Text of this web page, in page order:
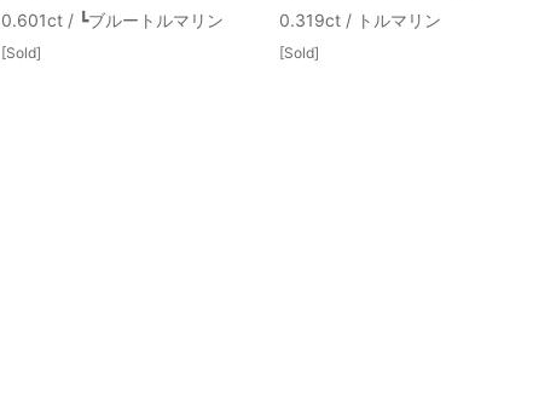
0.601ct / ┗ブルートルマリン
[Sold]
0.319ct / トルマリン
[Sold]